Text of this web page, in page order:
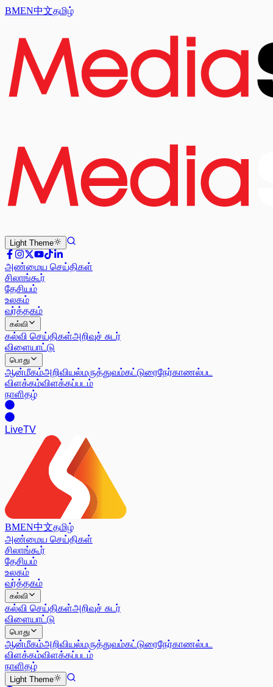
BMEN中文தமிழ்
Light Theme
அண்மைய செய்திகள்
சிலாங்கூர்
தேசியம்
உலகம்
வர்த்தகம்
கல்வி
கல்வி செய்திகள்அறிவுச் சுடர்
விளையாட்டு
பொது
ஆன்மீகம்அறிவியல்மருத்துவம்கட்டுரைநேர்காணல்பட
விளக்கம்விளக்கப்படம்
நாளிதழ்
LiveTV
BMEN中文தமிழ்
அண்மைய செய்திகள்
சிலாங்கூர்
தேசியம்
உலகம்
வர்த்தகம்
கல்வி
கல்வி செய்திகள்அறிவுச் சுடர்
விளையாட்டு
பொது
ஆன்மீகம்அறிவியல்மருத்துவம்கட்டுரைநேர்காணல்பட
விளக்கம்விளக்கப்படம்
நாளிதழ்
Light Theme